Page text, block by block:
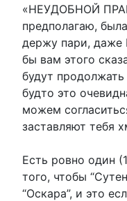
«НЕУДОБНОЙ
предполагаю,
держу пари, даже
бы вам этого
будут
будто это
можем
заставляют тебя
Есть ровно один
того, чтобы
“Оскара”, и это